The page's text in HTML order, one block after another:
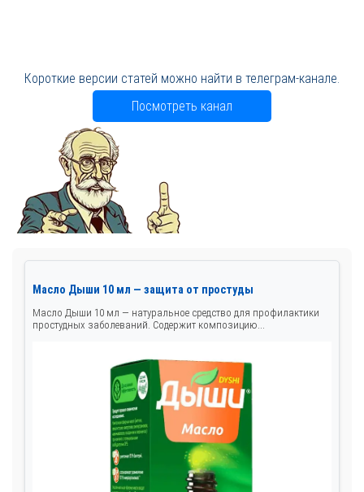
Короткие версии статей можно найти в телеграм-канале.
Посмотреть канал
Масло Дыши 10 мл — защита от простуды
Масло Дыши 10 мл — натуральное средство для профилактики
простудных заболеваний. Содержит композицию...